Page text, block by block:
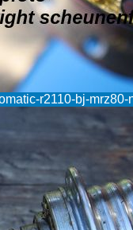
r2110-bj-